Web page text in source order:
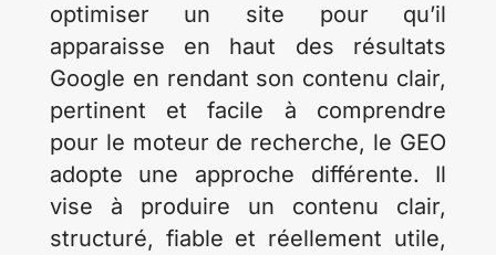
optimiser un site pour qu’il
apparaisse en haut des résultats
Google en rendant son contenu clair,
pertinent et facile à comprendre
pour le moteur de recherche, le GEO
adopte une approche différente. Il
vise à produire un contenu clair,
structuré, fiable et réellement utile,